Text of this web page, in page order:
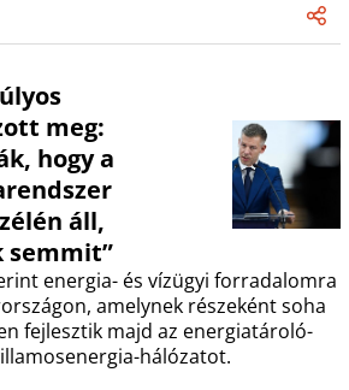
meg:
hogy a
áll,
semmit”
energia- és vízügyi forradalomra
amelynek részeként soha
fejlesztik majd az energiatároló-
hálózatot.